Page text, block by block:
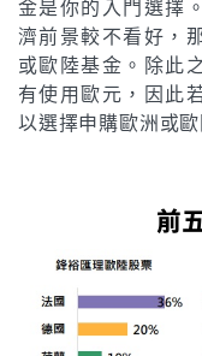
金是你的入門選擇
濟前景較不看好，
或歐陸基金。除此
有使用歐元，因此
以選擇申購歐洲或歐
前